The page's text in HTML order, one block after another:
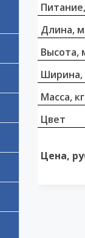
Длина,
Высота,
Масса, кг
Цвет
Цена,